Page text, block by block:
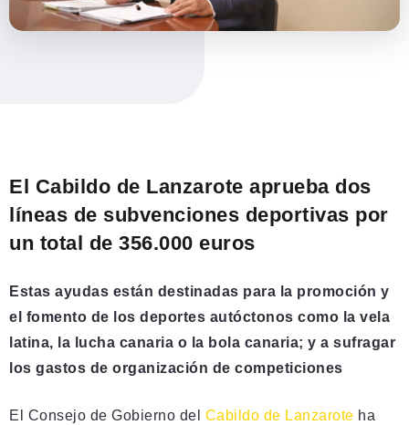
El Cabildo de Lanzarote aprueba dos
líneas de subvenciones deportivas por
un total de 356.000 euros
Estas ayudas están destinadas para la promoción y
el fomento de los deportes autóctonos como la vela
latina, la lucha canaria o la bola canaria; y a sufragar
los gastos de organización de competiciones
El Consejo de Gobierno del Cabildo de Lanzarote ha